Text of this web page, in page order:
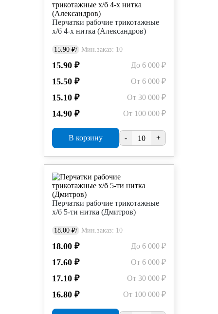
Перчатки рабочие трикотажные
х/б 4-х нитка (Александров)
15.90 ₽/ Мин.заказ: 10
15.90 ₽ До 6 000 ₽
15.50 ₽ От 6 000 ₽
15.10 ₽ От 30 000 ₽
14.90 ₽ От 100 000 ₽
В корзину - +
Перчатки рабочие трикотажные
х/б 5-ти нитка (Дмитров)
18.00 ₽/ Мин.заказ: 10
18.00 ₽ До 6 000 ₽
17.60 ₽ От 6 000 ₽
17.10 ₽ От 30 000 ₽
16.80 ₽ От 100 000 ₽